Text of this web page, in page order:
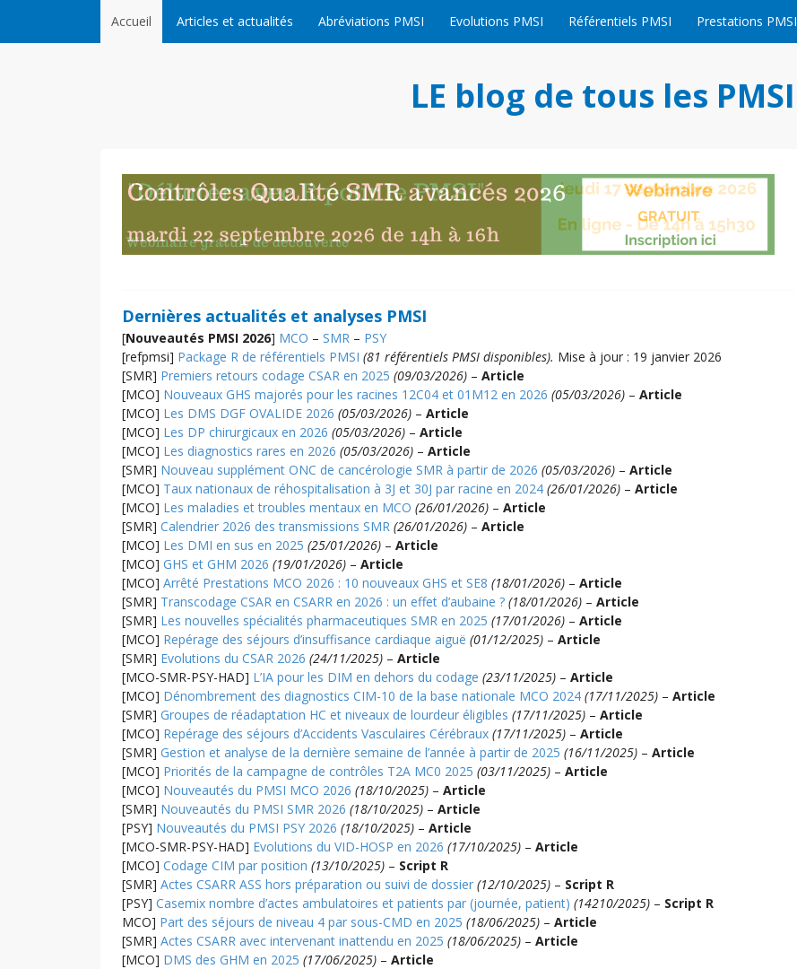
Accueil Articles et actualités Abréviations PMSI Evolutions PMSI Référentiels PMSI Prestations PMSI
LE blog de tous les PMSI
Dernières actualités et analyses PMSI
[Nouveautés PMSI 2026] MCO – SMR – PSY
[refpmsi] Package R de référentiels PMSI (81 référentiels PMSI disponibles). Mise à jour : 19 janvier 2026
[SMR] Premiers retours codage CSAR en 2025 (09/03/2026) – Article
[MCO] Nouveaux GHS majorés pour les racines 12C04 et 01M12 en 2026 (05/03/2026) – Article
[MCO] Les DMS DGF OVALIDE 2026 (05/03/2026) – Article
[MCO] Les DP chirurgicaux en 2026 (05/03/2026) – Article
[MCO] Les diagnostics rares en 2026 (05/03/2026) – Article
[SMR] Nouveau supplément ONC de cancérologie SMR à partir de 2026 (05/03/2026) – Article
[MCO] Taux nationaux de réhospitalisation à 3J et 30J par racine en 2024 (26/01/2026) – Article
[MCO] Les maladies et troubles mentaux en MCO (26/01/2026) – Article
[SMR] Calendrier 2026 des transmissions SMR (26/01/2026) – Article
[MCO] Les DMI en sus en 2025 (25/01/2026) – Article
[MCO] GHS et GHM 2026 (19/01/2026) – Article
[MCO] Arrêté Prestations MCO 2026 : 10 nouveaux GHS et SE8 (18/01/2026) – Article
[SMR] Transcodage CSAR en CSARR en 2026 : un effet d’aubaine ? (18/01/2026) – Article
[SMR] Les nouvelles spécialités pharmaceutiques SMR en 2025 (17/01/2026) – Article
[MCO] Repérage des séjours d’insuffisance cardiaque aiguë (01/12/2025) – Article
[SMR] Evolutions du CSAR 2026 (24/11/2025) – Article
[MCO-SMR-PSY-HAD] L’IA pour les DIM en dehors du codage (23/11/2025) – Article
[MCO] Dénombrement des diagnostics CIM-10 de la base nationale MCO 2024 (17/11/2025) – Article
[SMR] Groupes de réadaptation HC et niveaux de lourdeur éligibles (17/11/2025) – Article
[MCO] Repérage des séjours d’Accidents Vasculaires Cérébraux (17/11/2025) – Article
[SMR] Gestion et analyse de la dernière semaine de l’année à partir de 2025 (16/11/2025) – Article
[MCO] Priorités de la campagne de contrôles T2A MC0 2025 (03/11/2025) – Article
[MCO] Nouveautés du PMSI MCO 2026 (18/10/2025) – Article
[SMR] Nouveautés du PMSI SMR 2026 (18/10/2025) – Article
[PSY] Nouveautés du PMSI PSY 2026 (18/10/2025) – Article
[MCO-SMR-PSY-HAD] Evolutions du VID-HOSP en 2026 (17/10/2025) – Article
[MCO] Codage CIM par position (13/10/2025) – Script R
[SMR] Actes CSARR ASS hors préparation ou suivi de dossier (12/10/2025) – Script R
[PSY] Casemix nombre d’actes ambulatoires et patients par (journée, patient) (14210/2025) – Script R
MCO] Part des séjours de niveau 4 par sous-CMD en 2025 (18/06/2025) – Article
[SMR] Actes CSARR avec intervenant inattendu en 2025 (18/06/2025) – Article
[MCO] DMS des GHM en 2025 (17/06/2025) – Article